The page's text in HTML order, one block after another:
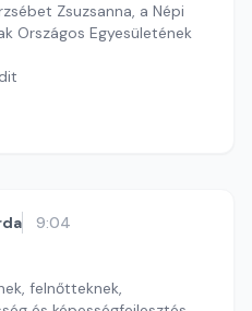
Zsuzsanna, a Népi
Országos Egyesületének
9:04
felnőtteknek,